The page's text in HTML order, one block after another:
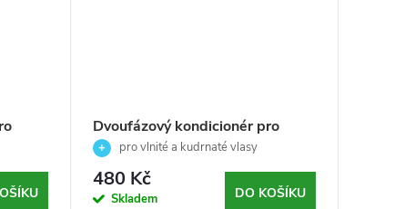
Dvoufázový kondicionér pro
vlnité a kudrnaté vlasy-EQUAVE-
Revlon Professional-200ml
pro vlnité a kudrnaté vlasy
480 Kč
Skladem DO KOŠÍKU